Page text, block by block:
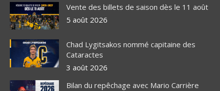
Vente des billets de saison dès le 11 août
5 août 2026
Chad Lygitsakos nommé capitaine des
Cataractes
3 août 2026
Bilan du repêchage avec Mario Carrière